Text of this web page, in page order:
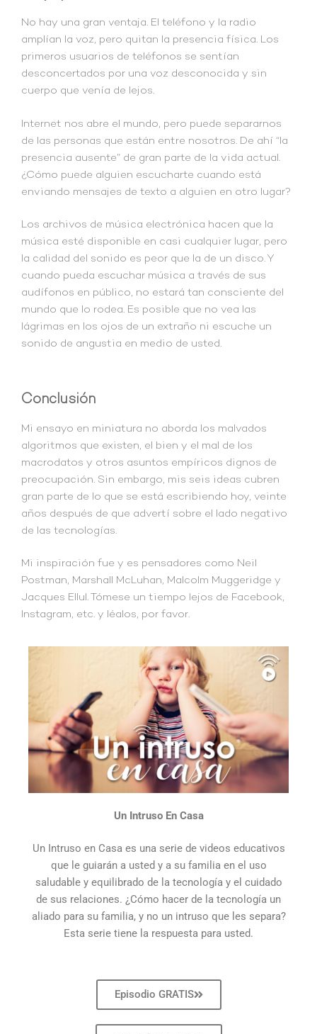
No hay una gran ventaja. El teléfono y la radio
amplían la voz, pero quitan la presencia física. Los
primeros usuarios de teléfonos se sentían
desconcertados por una voz desconocida y sin
cuerpo que venía de lejos.
Internet nos abre el mundo, pero puede separarnos
de las personas que están entre nosotros. De ahí “la
presencia ausente” de gran parte de la vida actual.
¿Cómo puede alguien escucharte cuando está
enviando mensajes de texto a alguien en otro lugar?
Los archivos de música electrónica hacen que la
música esté disponible en casi cualquier lugar, pero
la calidad del sonido es peor que la de un disco. Y
cuando pueda escuchar música a través de sus
audífonos en público, no estará tan consciente del
mundo que lo rodea. Es posible que no vea las
lágrimas en los ojos de un extraño ni escuche un
sonido de angustia en medio de usted.
Conclusión
Mi ensayo en miniatura no aborda los malvados
algoritmos que existen, el bien y el mal de los
macrodatos y otros asuntos empíricos dignos de
preocupación. Sin embargo, mis seis ideas cubren
gran parte de lo que se está escribiendo hoy, veinte
años después de que advertí sobre el lado negativo
de las tecnologías.
Mi inspiración fue y es pensadores como Neil
Postman, Marshall McLuhan, Malcolm Muggeridge y
Jacques Ellul. Tómese un tiempo lejos de Facebook,
Instagram, etc. y léalos, por favor.
Un Intruso En Casa
Un Intruso en Casa es una serie de videos educativos
que le guiarán a usted y a su familia en el uso
saludable y equilibrado de la tecnología y el cuidado
de sus relaciones. ¿Cómo hacer de la tecnología un
aliado para su familia, y no un intruso que les separa?
Esta serie tiene la respuesta para usted.
Episodio GRATIS